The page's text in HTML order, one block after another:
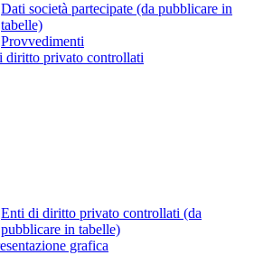
Dati società partecipate (da pubblicare in
tabelle)
Provvedimenti
diritto privato controllati
Enti di diritto privato controllati (da
pubblicare in tabelle)
grafica